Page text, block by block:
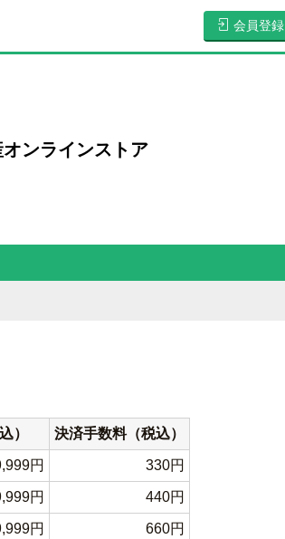
ンラインストア
会員登録
）
決済手数料（税込）
円 330円
円 440円
円 660円